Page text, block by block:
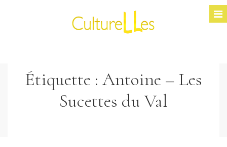
Étiquette : Antoine – Les
Sucettes du Val